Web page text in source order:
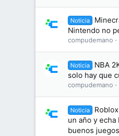
Noticia
Nintendo no
compudemano
Noticia
NBA
solo hay que
compudemano
Noticia
un año y
buenos juegos